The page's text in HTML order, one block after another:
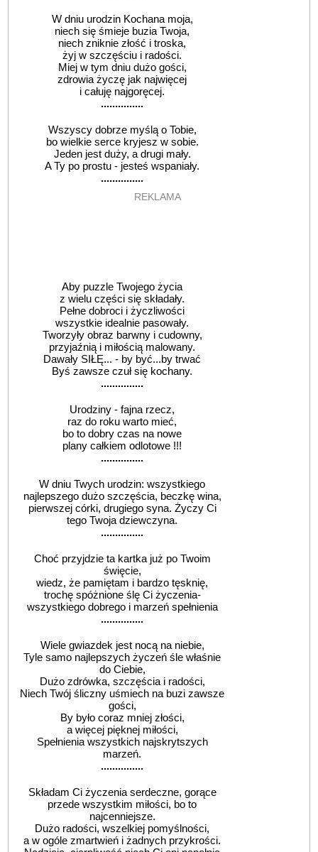
W dniu urodzin Kochana moja,
niech się śmieje buzia Twoja,
niech zniknie złość i troska,
żyj w szczęściu i radości.
Miej w tym dniu dużo gości,
zdrowia życzę jak najwięcej
i całuję najgoręcej.
...............
Wszyscy dobrze myślą o Tobie,
bo wielkie serce kryjesz w sobie.
Jeden jest duży, a drugi mały.
A Ty po prostu - jesteś wspaniały.
...............
REKLAMA
Aby puzzle Twojego życia
z wielu części się składały.
Pełne dobroci i życzliwości
wszystkie idealnie pasowały.
Tworzyły obraz barwny i cudowny,
przyjaźnią i miłością malowany.
Dawały SIŁĘ... - by być...by trwać
Byś zawsze czuł się kochany.
...............
Urodziny - fajna rzecz,
raz do roku warto mieć,
bo to dobry czas na nowe
plany całkiem odlotowe !!!
...............
W dniu Twych urodzin: wszystkiego
najlepszego dużo szczęścia, beczkę wina,
pierwszej córki, drugiego syna. Życzy Ci
tego Twoja dziewczyna.
...............
Choć przyjdzie ta kartka już po Twoim
święcie,
wiedz, że pamiętam i bardzo tęsknię,
trochę spóżnione ślę Ci życzenia-
wszystkiego dobrego i marzeń spełnienia
...............
Wiele gwiazdek jest nocą na niebie,
Tyle samo najlepszych życzeń śle właśnie
do Ciebie,
Dużo zdrówka, szczęścia i radości,
Niech Twój śliczny uśmiech na buzi zawsze
gości,
By było coraz mniej złości,
a więcej pięknej miłości,
Spełnienia wszystkich najskrytszych
marzeń.
...............
Składam Ci życzenia serdeczne, gorące
przede wszystkim miłości, bo to
najcenniejsze.
Dużo radości, wszelkiej pomyślności,
a w ogóle zmartwień i żadnych przykrości.